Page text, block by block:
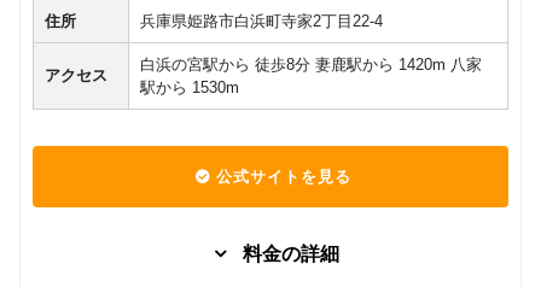
住所 兵庫県姫路市白浜町寺家2丁目22-4
アクセス
白浜の宮駅から 徒歩8分 妻鹿駅から 1420m 八家
駅から 1530m
公式サイトを見る
料金の詳細